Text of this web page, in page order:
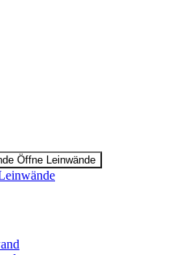
Öffne Leinwände